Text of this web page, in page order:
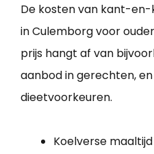
De kosten van kant-
in Culemborg voor
prijs hangt af van
aanbod in gerechten,
dieetvoorkeuren.
Koelverse